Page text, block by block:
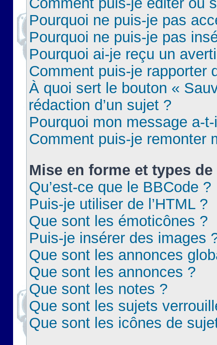
Pourquoi ne puis-je pas
Pourquoi ne puis-je pas
Pourquoi ai-je reçu un
Comment puis-je rapporter
À quoi sert le bouton «
rédaction d’un sujet ?
Pourquoi mon message a-
Comment puis-je remonter
Mise en forme et types
Qu’est-ce que le BBCode ?
Puis-je utiliser de l’HTML ?
Que sont les émoticônes ?
Puis-je insérer des images
Que sont les annonces
Que sont les annonces ?
Que sont les notes ?
Que sont les sujets
Que sont les icônes de